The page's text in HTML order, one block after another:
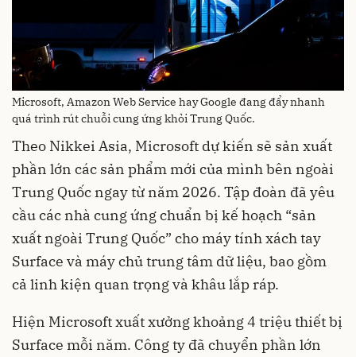
Microsoft, Amazon Web Service hay Google đang đẩy nhanh
quá trình rút chuỗi cung ứng khỏi Trung Quốc.
Theo Nikkei Asia, Microsoft dự kiến sẽ sản xuất
phần lớn các sản phẩm mới của mình bên ngoài
Trung Quốc ngay từ năm 2026. Tập đoàn đã yêu
cầu các nhà cung ứng chuẩn bị kế hoạch “sản
xuất ngoài Trung Quốc” cho máy tính xách tay
Surface và máy chủ trung tâm dữ liệu, bao gồm
cả linh kiện quan trọng và khâu lắp ráp.
Hiện Microsoft xuất xưởng khoảng 4 triệu thiết bị
Surface mỗi năm. Công ty đã chuyển phần lớn